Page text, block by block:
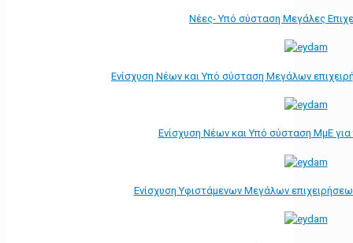
Νέες- Υπό σύσταση Μεγάλες
Ενίσχυση Νέων και Υπό σύσταση Μεγάλων
Ενίσχυση Νέων και Υπό σύσταση ΜμΕ
Ενίσχυση Υφιστάμενων Μεγάλων